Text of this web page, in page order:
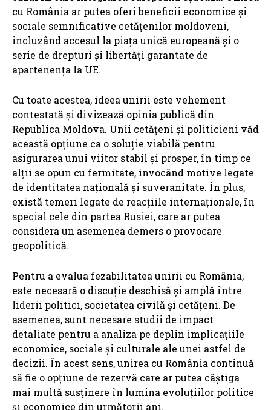
cu România ar putea oferi beneficii economice și
sociale semnificative cetățenilor moldoveni,
incluzând accesul la piața unică europeană și o
serie de drepturi și libertăți garantate de
apartenența la UE.
Cu toate acestea, ideea unirii este vehement
contestată și divizează opinia publică din
Republica Moldova. Unii cetățeni și politicieni văd
această opțiune ca o soluție viabilă pentru
asigurarea unui viitor stabil și prosper, în timp ce
alții se opun cu fermitate, invocând motive legate
de identitatea națională și suveranitate. În plus,
există temeri legate de reacțiile internaționale, în
special cele din partea Rusiei, care ar putea
considera un asemenea demers o provocare
geopolitică.
Pentru a evalua fezabilitatea unirii cu România,
este necesară o discuție deschisă și amplă între
liderii politici, societatea civilă și cetățeni. De
asemenea, sunt necesare studii de impact
detaliate pentru a analiza pe deplin implicațiile
economice, sociale și culturale ale unei astfel de
decizii. În acest sens, unirea cu România continuă
să fie o opțiune de rezervă care ar putea câștiga
mai multă susținere în lumina evoluțiilor politice
și economice din următorii ani.